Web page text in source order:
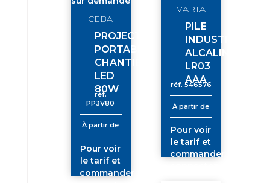
CEBA
PROJECTEUR
PORTABLE
CHANTIER
LED
80W
réf.
PP3V80
À partir de
Pour voir
le tarif et
commander
VARTA
PILE
INDUSTRIAL
ALCALINE
LR03
AAA
réf. 546576
À partir de
Pour voir
le tarif et
commander